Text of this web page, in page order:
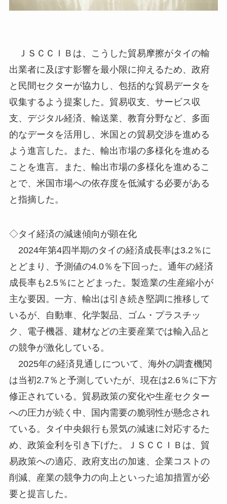
ＪＳＣＣＩＢは、こうした貿易摩擦がタイの輸
出業者に及ぼす影響を最小限に抑えるため、政府
と民間セクターが協力し、包括的な貿易データを
収集するよう提案した。貿易収支、サービス収
支、デジタル経済、輸送業、教育分野など、多面
的なデータを活用し、米国との貿易交渉を進める
よう進言した。また、輸出市場の多様化を進める
ことを進言。また、輸出市場の多様化を進めるこ
とで、米国市場への依存度を低減する必要がある
と指摘した。
◇タイ経済の減速傾向が顕在化
2024年第4四半期のタイの経済成長率は3.2％に
とどまり、予測値の4.0％を下回った。通年の経済
成長率も2.5％にとどまった。製造業の生産縮小が
主な要因。一方、輸出は引き続き堅調に推移して
いるが、自動車、化学製品、ゴム・プラスチッ
ク、電子機器、建材などの主要産業では輸入品と
の競争が激化している。
2025年の経済見通しについて、海外の調査機関
は当初2.7％と予測していたが、現在は2.6％に下方
修正されている。貿易政策の変化や生産セクター
への圧力が続く中、国内需要の脆弱性が懸念され
ている。タイ中央銀行も景気の減速に対応するた
め、政策金利を引き下げた。ＪＳＣＣＩＢは、貿
易政策への適応、政府支出の加速、企業コストの
削減、産業の競争力の向上といった追加措置が必
要と提言した。